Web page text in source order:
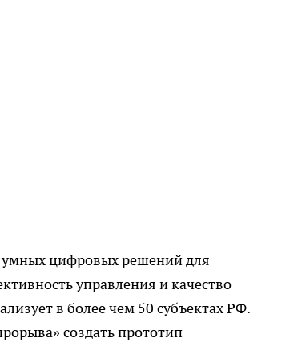
умных цифровых решений для
управления и качество
в более чем 50 субъектах РФ.
создать прототип